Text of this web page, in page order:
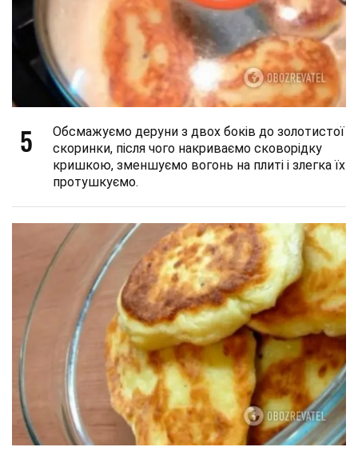
5
Обсмажуємо деруни з двох боків до золотистої
скоринки, після чого накриваємо сковорідку
кришкою, зменшуємо вогонь на плиті і злегка їх
протушкуємо.